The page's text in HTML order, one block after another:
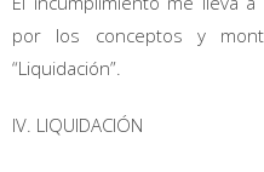
por los conceptos y
“Liquidación”.
IV. LIQUIDACIÓN